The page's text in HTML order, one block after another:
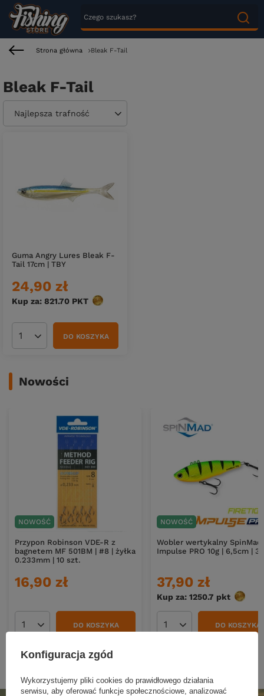
Strona główna Bleak F-Tail
Bleak F-Tail
Zmień sortowanie
Najlepsza trafność
Guma Angry Lures Bleak F-
Tail 17cm | TBY
24,90 zł
Kup za: 821.70 PKT punktów
Ilość produktówDO KOSZYKA
Nowości
NOWOŚĆ
Przypon Robinson VDE-R z
bagnetem MF 501BM | #8 | żyłka
0.233mm | 10 szt.
16,90 zł
Ilość produktówDO KOSZYKA
NOWOŚĆ
Wobler wertykalny SpinMad
Impulse PRO 10g | 6,5cm |
37,90 zł
Kup za: 1250.7 pkt
Ilość produktówDO KOSZYKA
Konfiguracja zgód
Wykorzystujemy pliki cookies do prawidłowego działania
serwisu, aby oferować funkcje społecznościowe, analizować